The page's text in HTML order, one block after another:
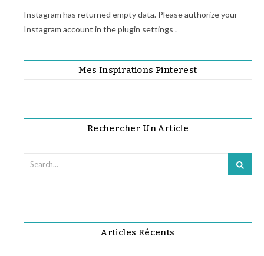
Instagram has returned empty data. Please authorize your
Instagram account in theplugin settings .
Mes Inspirations Pinterest
Rechercher Un Article
Articles Récents